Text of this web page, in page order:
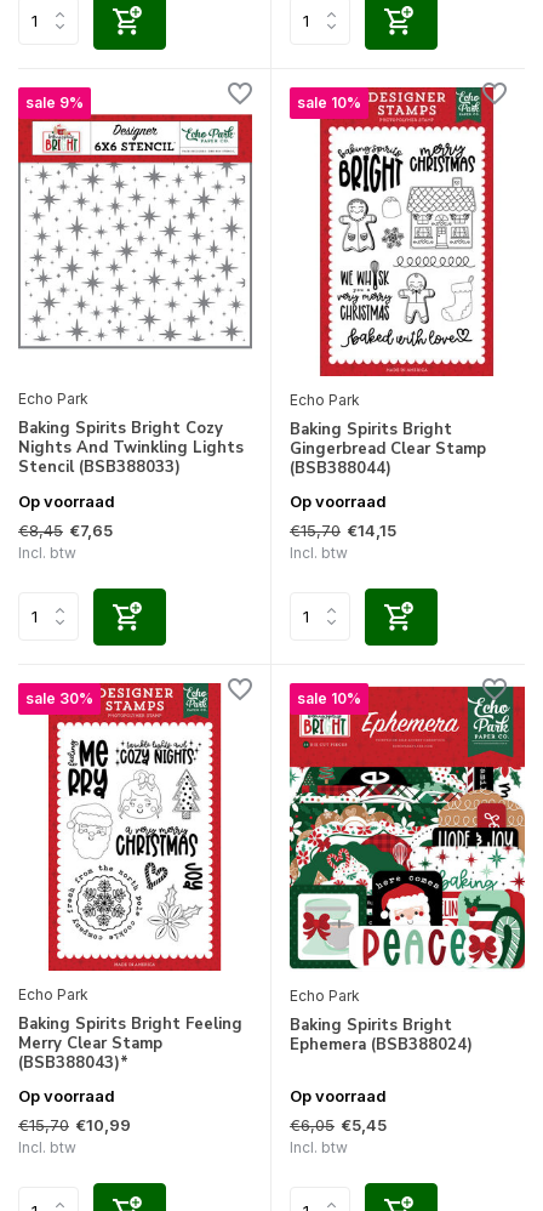
sale 9%
Echo Park
Baking Spirits Bright Cozy
Nights And Twinkling Lights
Stencil (BSB388033)
Op voorraad
€8,45 €7,65
Incl. btw
sale 10%
Echo Park
Baking Spirits Bright
Gingerbread Clear Stamp
(BSB388044)
Op voorraad
€15,70 €14,15
Incl. btw
sale 30%
Echo Park
Baking Spirits Bright Feeling
Merry Clear Stamp
(BSB388043)*
Op voorraad
€15,70 €10,99
Incl. btw
sale 10%
Echo Park
Baking Spirits Bright
Ephemera (BSB388024)
Op voorraad
€6,05 €5,45
Incl. btw